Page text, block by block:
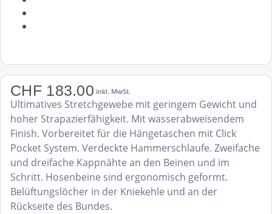
CHF183.00 inkl. MwSt.
Ultimatives Stretchgewebe mit geringem Gewicht und
hoher Strapazierfähigkeit. Mit wasserabweisendem
Finish. Vorbereitet für die Hängetaschen mit Click
Pocket System. Verdeckte Hammerschlaufe. Zweifache
und dreifache Kappnähte an den Beinen und im
Schritt. Hosenbeine sind ergonomisch geformt.
Belüftungslöcher in der Kniekehle und an der
Rückseite des Bundes.